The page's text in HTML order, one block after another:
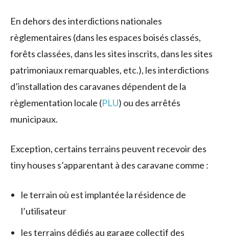
En dehors des interdictions nationales
règlementaires (dans les espaces boisés classés,
forêts classées, dans les sites inscrits, dans les sites
patrimoniaux remarquables, etc.), les interdictions
d’installation des caravanes dépendent de la
règlementation locale (PLU) ou des arrêtés
municipaux.
Exception, certains terrains peuvent recevoir des
tiny houses s’apparentant à des caravane comme :
le terrain où est implantée la résidence de
l’utilisateur
les terrains dédiés au garage collectif des